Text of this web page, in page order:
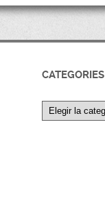
CATEGORIES